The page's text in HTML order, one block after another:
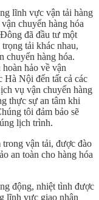
lĩnh vực vận tải hàng
chuyển hàng hóa
đã đầu tư một
tải khác nhau,
chuyển hàng hóa.
hảo về vận
Hà Nội đến tất cả các
vụ vận chuyển hàng
thực sự an tâm khi
tôi đảm bảo sẽ
lịch trình.
vận tải, được đào
an toàn cho hàng hóa
động, nhiệt tình được
lĩnh vực giao nhận